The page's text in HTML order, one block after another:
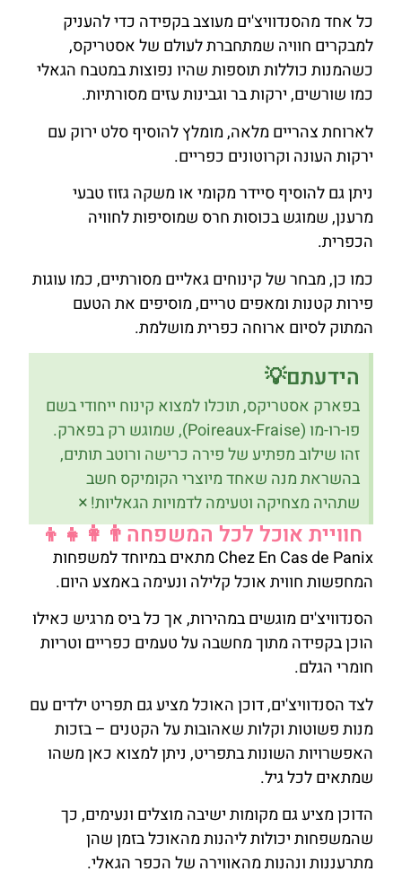
כל אחד מהסנדוויצ'ים מעוצב בקפידה כדי להעניק
למבקרים חוויה שמתחברת לעולם של אסטריקס,
כשהמנות כוללות תוספות שהיו נפוצות במטבח הגאלי
כמו שורשים, ירקות בר וגבינות עזים מסורתיות.
לארוחת צהריים מלאה, מומלץ להוסיף סלט ירוק עם
ירקות העונה וקרוטונים כפריים.
ניתן גם להוסיף סיידר מקומי או משקה גזוז טבעי
מרענן, שמוגש בכוסות חרס שמוסיפות לחוויה
הכפרית.
כמו כן, מבחר של קינוחים גאליים מסורתיים, כמו עוגות
פירות קטנות ומאפים טריים, מוסיפים את הטעם
המתוק לסיום ארוחה כפרית מושלמת.
הידעתם💡
בפארק אסטריקס, תוכלו למצוא קינוח ייחודי בשם
פו-רו-מו (Poireaux-Fraise), שמוגש רק בפארק.
זהו שילוב מפתיע של פירה כרישה ורוטב תותים,
בהשראת מנה שאחד מיוצרי הקומיקס חשב
שתהיה מצחיקה וטעימה לדמויות הגאליות!×
חוויית אוכל לכל המשפחה👨‍👩‍👧‍👦
Chez En Cas de Panix מתאים במיוחד למשפחות
המחפשות חווית אוכל קלילה ונעימה באמצע היום.
הסנדוויצ'ים מוגשים במהירות, אך כל ביס מרגיש כאילו
הוכן בקפידה מתוך מחשבה על טעמים כפריים וטריות
חומרי הגלם.
לצד הסנדוויצ'ים, דוכן האוכל מציע גם תפריט ילדים עם
מנות פשוטות וקלות שאהובות על הקטנים – בזכות
האפשרויות השונות בתפריט, ניתן למצוא כאן משהו
שמתאים לכל גיל.
הדוכן מציע גם מקומות ישיבה מוצלים ונעימים, כך
שהמשפחות יכולות ליהנות מהאוכל בזמן שהן
מתרעננות ונהנות מהאווירה של הכפר הגאלי.